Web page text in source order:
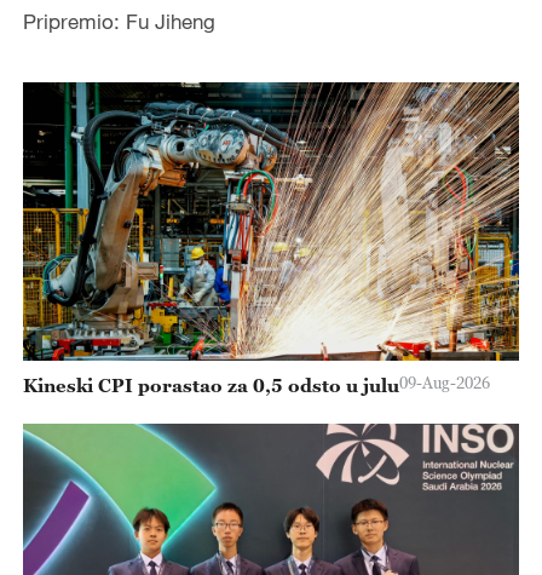
Pripremio: Fu Jiheng
Kineski CPI porastao za 0,5 odsto u julu09-Aug-2026